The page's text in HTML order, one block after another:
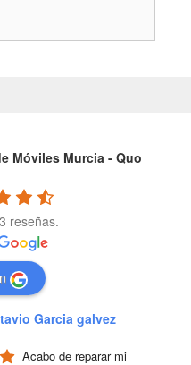
Móviles Murcia - Quo
reseñas.
Garcia galvez
Acabo de reparar mi